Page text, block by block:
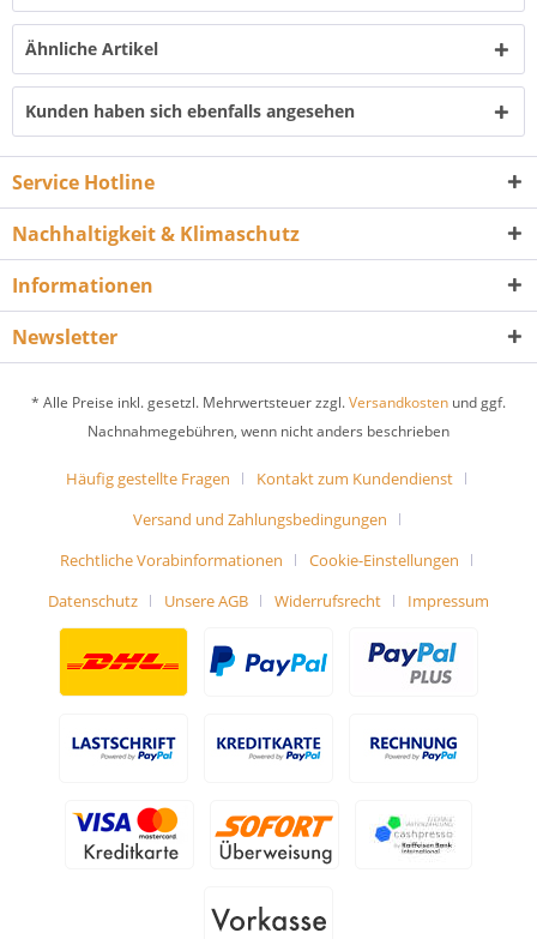
Ähnliche Artikel
Kunden haben sich ebenfalls angesehen
Service Hotline
Nachhaltigkeit & Klimaschutz
Informationen
Newsletter
* Alle Preise inkl. gesetzl. Mehrwertsteuer zzgl.Versandkosten und ggf.
Nachnahmegebühren, wenn nicht anders beschrieben
Häufig gestellte Fragen
Kontakt zum Kundendienst
Versand und Zahlungsbedingungen
Rechtliche Vorabinformationen
Cookie-Einstellungen
Datenschutz
Unsere AGB Widerrufsrecht Impressum